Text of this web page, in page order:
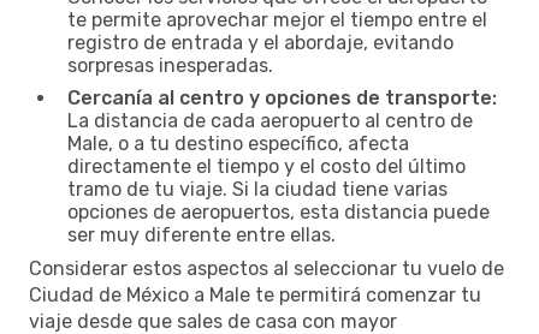
te permite aprovechar mejor el tiempo entre el
registro de entrada y el abordaje, evitando
sorpresas inesperadas.
Cercanía al centro y opciones de transporte:
La distancia de cada aeropuerto al centro de
Male, o a tu destino específico, afecta
directamente el tiempo y el costo del último
tramo de tu viaje. Si la ciudad tiene varias
opciones de aeropuertos, esta distancia puede
ser muy diferente entre ellas.
Considerar estos aspectos al seleccionar tu vuelo de
Ciudad de México a Male te permitirá comenzar tu
viaje desde que sales de casa con mayor